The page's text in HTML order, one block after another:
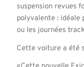
suspension revues
polyvalente : idéale
ou les journées
Cette voiture a été